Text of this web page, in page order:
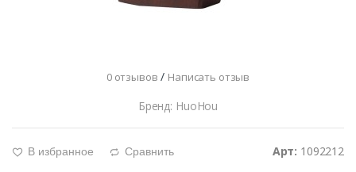
0 отзывов / Написать отзыв
Бренд: HuoHou
Арт: 1092212
g В избранное d Сравнить